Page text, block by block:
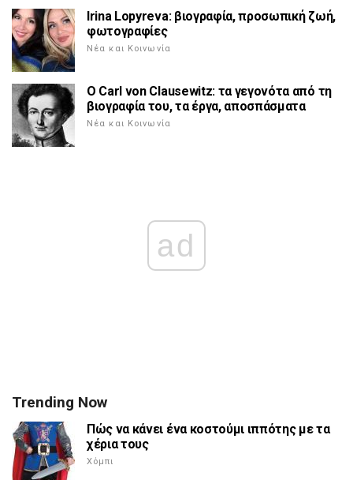
Irina Lopyreva: βιογραφία, προσωπική ζωή,
φωτογραφίες
Νέα και Κοινωνία
Ο Carl von Clausewitz: τα γεγονότα από τη
βιογραφία του, τα έργα, αποσπάσματα
Νέα και Κοινωνία
ad
Trending Now
Πώς να κάνει ένα κοστούμι ιππότης με τα
χέρια τους
Χόμπι